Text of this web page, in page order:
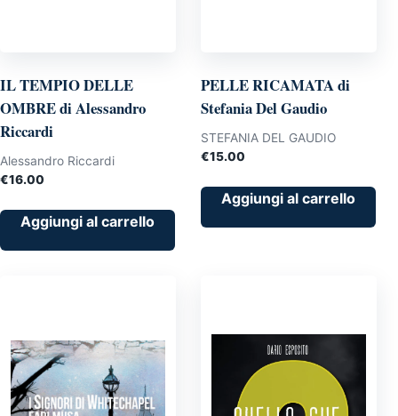
IL TEMPIO DELLE
OMBRE di Alessandro
Riccardi
Alessandro Riccardi
€16.00
Aggiungi al carrello
PELLE RICAMATA di
Stefania Del Gaudio
STEFANIA DEL GAUDIO
€15.00
Aggiungi al carrello